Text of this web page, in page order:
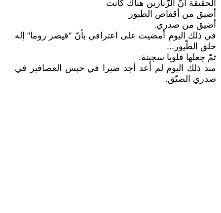
الحقيقة أنّ الزّنازين هناك كانت
أضيق من أقفاص الطيور
أضيق من صدري.
في ذلك اليوم أمضيت على اعترافي بأنّ "قيصر روما" إله
خلق الطّيور...
ثمّ جعلها قلوبا سجينة.
منذ ذلك اليوم لم أعد أجد ضيرا في حبس العصافير في
صدري الضيّق.